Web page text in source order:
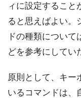
ィに設定すること
ると思えばよい。
ドの種類について
どを参考にしてい
原則として、キー
いるコマンドは、